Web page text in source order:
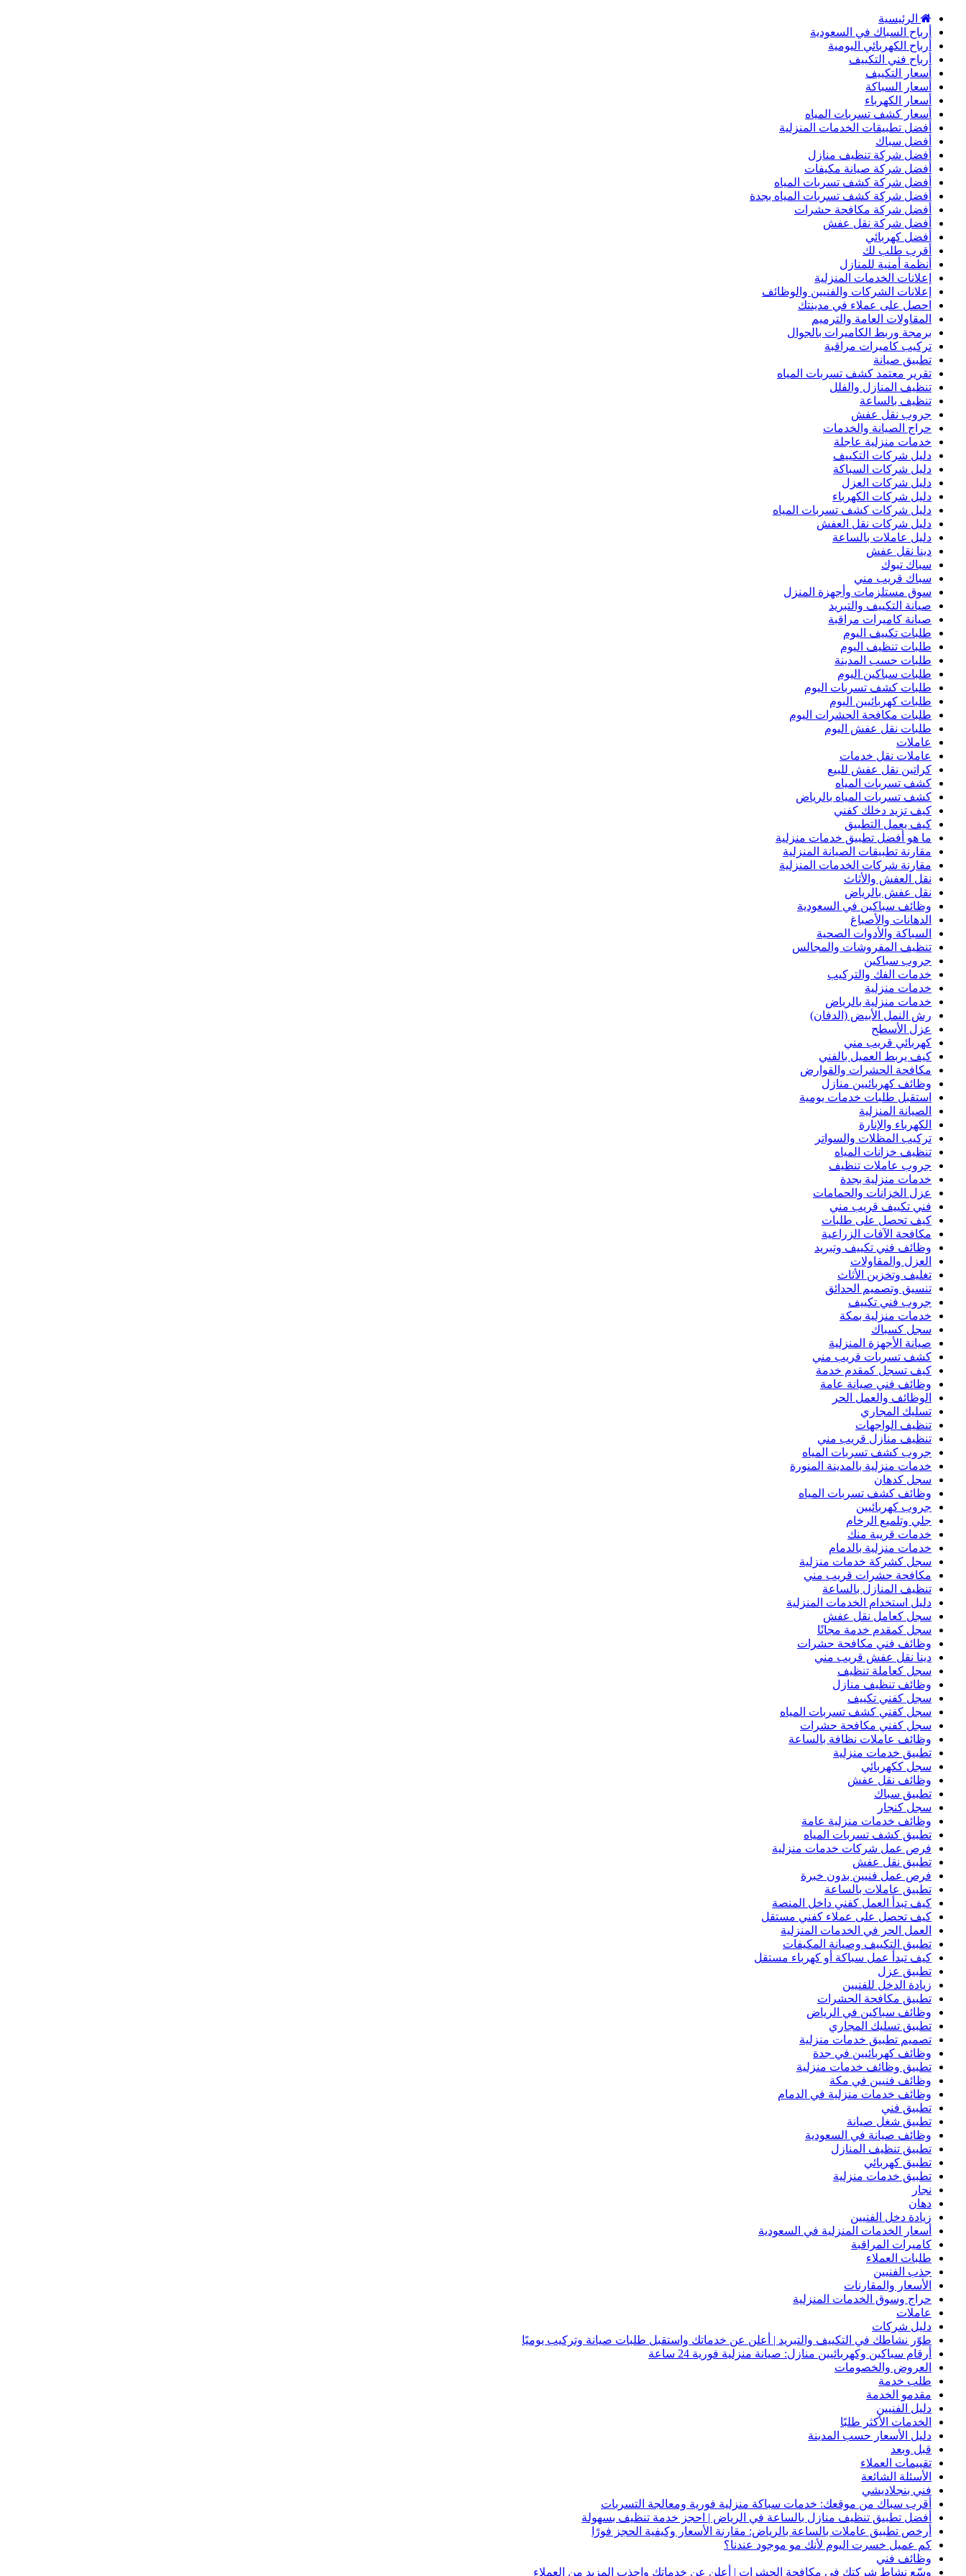
الرئيسية
أرباح السباك في السعودية
أرباح الكهربائي اليومية
أرباح فني التكييف
أسعار التكييف
أسعار السباكة
أسعار الكهرباء
أسعار كشف تسربات المياه
أفضل تطبيقات الخدمات المنزلية
أفضل سباك
أفضل شركة تنظيف منازل
أفضل شركة صيانة مكيفات
أفضل شركة كشف تسربات المياه
أفضل شركة كشف تسربات المياه بجدة
أفضل شركة مكافحة حشرات
أفضل شركة نقل عفش
أفضل كهربائي
أقرب طلب لك
أنظمة أمنية للمنازل
إعلانات الخدمات المنزلية
إعلانات الشركات والفنيين والوظائف
احصل على عملاء في مدينتك
المقاولات العامة والترميم
برمجة وربط الكاميرات بالجوال
تركيب كاميرات مراقبة
تطبيق صيانة
تقرير معتمد كشف تسربات المياه
تنظيف المنازل والفلل
تنظيف بالساعة
جروب نقل عفش
حراج الصيانة والخدمات
خدمات منزلية عاجلة
دليل شركات التكييف
دليل شركات السباكة
دليل شركات العزل
دليل شركات الكهرباء
دليل شركات كشف تسربات المياه
دليل شركات نقل العفش
دليل عاملات بالساعة
دينا نقل عفش
سباك تبوك
سباك قريب مني
سوق مستلزمات وأجهزة المنزل
صيانة التكييف والتبريد
صيانة كاميرات مراقبة
طلبات تكييف اليوم
طلبات تنظيف اليوم
طلبات حسب المدينة
طلبات سباكين اليوم
طلبات كشف تسربات اليوم
طلبات كهربائيين اليوم
طلبات مكافحة الحشرات اليوم
طلبات نقل عفش اليوم
عاملات
عاملات نقل خدمات
كراتين نقل عفش للبيع
كشف تسربات المياه
كشف تسربات المياه بالرياض
كيف تزيد دخلك كفني
كيف يعمل التطبيق
ما هو أفضل تطبيق خدمات منزلية
مقارنة تطبيقات الصيانة المنزلية
مقارنة شركات الخدمات المنزلية
نقل العفش والأثاث
نقل عفش بالرياض
وظائف سباكين في السعودية
الدهانات والأصباغ
السباكة والأدوات الصحية
تنظيف المفروشات والمجالس
جروب سباكين
خدمات الفك والتركيب
خدمات منزلية
خدمات منزلية بالرياض
رش النمل الأبيض (الدفان)
عزل الأسطح
كهربائي قريب مني
كيف يربط العميل بالفني
مكافحة الحشرات والقوارض
وظائف كهربائيين منازل
استقبل طلبات خدمات يومية
الصيانة المنزلية
الكهرباء والإنارة
تركيب المظلات والسواتر
تنظيف خزانات المياه
جروب عاملات تنظيف
خدمات منزلية بجدة
عزل الخزانات والحمامات
فني تكييف قريب مني
كيف تحصل على طلبات
مكافحة الآفات الزراعية
وظائف فني تكييف وتبريد
العزل والمقاولات
تغليف وتخزين الأثاث
تنسيق وتصميم الحدائق
جروب فني تكييف
خدمات منزلية بمكة
سجل كسباك
صيانة الأجهزة المنزلية
كشف تسربات قريب مني
كيف تسجل كمقدم خدمة
وظائف فني صيانة عامة
الوظائف والعمل الحر
تسليك المجاري
تنظيف الواجهات
تنظيف منازل قريب مني
جروب كشف تسربات المياه
خدمات منزلية بالمدينة المنورة
سجل كدهان
وظائف كشف تسربات المياه
جروب كهربائيين
جلي وتلميع الرخام
خدمات قريبة منك
خدمات منزلية بالدمام
سجل كشركة خدمات منزلية
مكافحة حشرات قريب مني
تنظيف المنازل بالساعة
دليل استخدام الخدمات المنزلية
سجل كعامل نقل عفش
سجل كمقدم خدمة مجانًا
وظائف فني مكافحة حشرات
دينا نقل عفش قريب مني
سجل كعاملة تنظيف
وظائف تنظيف منازل
سجل كفني تكييف
سجل كفني كشف تسربات المياه
سجل كفني مكافحة حشرات
وظائف عاملات نظافة بالساعة
تطبيق خدمات منزلية
سجل ككهربائي
وظائف نقل عفش
تطبيق سباك
سجل كنجار
وظائف خدمات منزلية عامة
تطبيق كشف تسربات المياه
فرص عمل شركات خدمات منزلية
تطبيق نقل عفش
فرص عمل فنيين بدون خبرة
تطبيق عاملات بالساعة
كيف تبدأ العمل كفني داخل المنصة
كيف تحصل على عملاء كفني مستقل
العمل الحر في الخدمات المنزلية
تطبيق التكييف وصيانة المكيفات
كيف تبدأ عمل سباكة أو كهرباء مستقل
تطبيق عزل
زيادة الدخل للفنيين
تطبيق مكافحة الحشرات
وظائف سباكين في الرياض
تطبيق تسليك المجاري
تصميم تطبيق خدمات منزلية
وظائف كهربائيين في جدة
تطبيق وظائف خدمات منزلية
وظائف فنيين في مكة
وظائف خدمات منزلية في الدمام
تطبيق فني
تطبيق شغل صيانة
وظائف صيانة في السعودية
تطبيق تنظيف المنازل
تطبيق كهربائي
تطبيق خدمات منزلية
نجار
دهان
زيادة دخل الفنيين
أسعار الخدمات المنزلية في السعودية
كاميرات المراقبة
طلبات العملاء
جذب الفنيين
الأسعار والمقارنات
حراج وسوق الخدمات المنزلية
عاملات
دليل شركات
طوّر نشاطك في التكييف والتبريد | أعلن عن خدماتك واستقبل طلبات صيانة وتركيب يوميًا
أرقام سباكين وكهربائيين منازل: صيانة منزلية فورية 24 ساعة
العروض والخصومات
طلب خدمة
مقدمو الخدمة
دليل الفنيين
الخدمات الأكثر طلبًا
دليل الأسعار حسب المدينة
قبل وبعد
تقييمات العملاء
الأسئلة الشائعة
فني بنجلاديشي
أقرب سباك من موقعك: خدمات سباكة منزلية فورية ومعالجة التسربات
أفضل تطبيق تنظيف منازل بالساعة في الرياض | احجز خدمة تنظيف بسهولة
أرخص تطبيق عاملات بالساعة بالرياض: مقارنة الأسعار وكيفية الحجز فورًا
كم عميل خسرت اليوم لأنك مو موجود عندنا؟
وظائف فني
وسّع نشاط شركتك في مكافحة الحشرات | أعلن عن خدماتك واجذب المزيد من العملاء